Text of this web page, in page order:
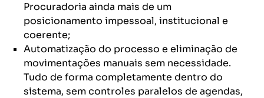
Procuradoria ainda mais de um
posicionamento impessoal, institucional e
coerente;
Automatização do processo e eliminação de
movimentações manuais sem necessidade.
Tudo de forma completamente dentro do
sistema, sem controles paralelos de agendas,